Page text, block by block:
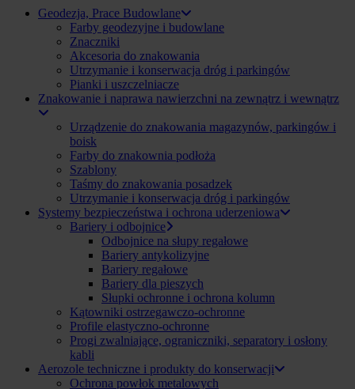
Geodezja, Prace Budowlane
Farby geodezyjne i budowlane
Znaczniki
Akcesoria do znakowania
Utrzymanie i konserwacja dróg i parkingów
Pianki i uszczelniacze
Znakowanie i naprawa nawierzchni na zewnątrz i wewnątrz
Urządzenie do znakowania magazynów, parkingów i
boisk
Farby do znakownia podłoża
Szablony
Taśmy do znakowania posadzek
Utrzymanie i konserwacja dróg i parkingów
Systemy bezpieczeństwa i ochrona uderzeniowa
Bariery i odbojnice
Odbojnice na słupy regałowe
Bariery antykolizyjne
Bariery regałowe
Bariery dla pieszych
Słupki ochronne i ochrona kolumn
Kątowniki ostrzegawczo-ochronne
Profile elastyczno-ochronne
Progi zwalniające, ograniczniki, separatory i osłony
kabli
Aerozole techniczne i produkty do konserwacji
Ochrona powłok metalowych